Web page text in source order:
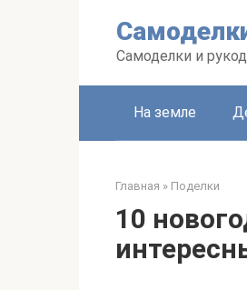
Самоделки и
На земле
Главная » Поделки
10